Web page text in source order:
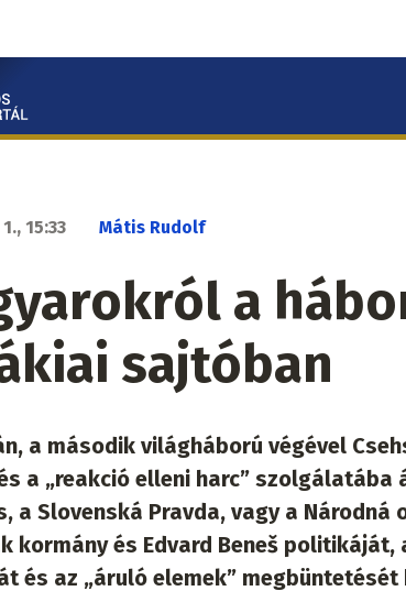
15:33 Mátis Rudolf
a
sajtóban
a második világháború végével
a „reakció elleni harc”
a Slovenská Pravda, vagy a
kormány és Edvard Beneš
és az „áruló elemek” megbüntetését